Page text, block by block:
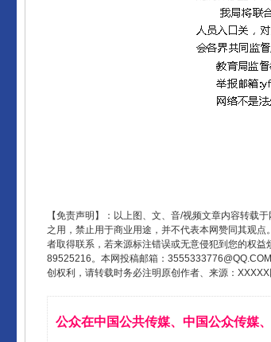
【免责声明】：以上图、文、音/视频文章内容转载
之用，禁止用于商业用途，并不代表本网赞同其观
者取得联系，若来源标注错误或无意侵犯到您的权
89525216。本网投稿邮箱：
创权利，请转载时务必注明原创作者、来源：XXXXX
公众在中国公共传媒、中国公众传媒
完善运行机制助力责任有效落实